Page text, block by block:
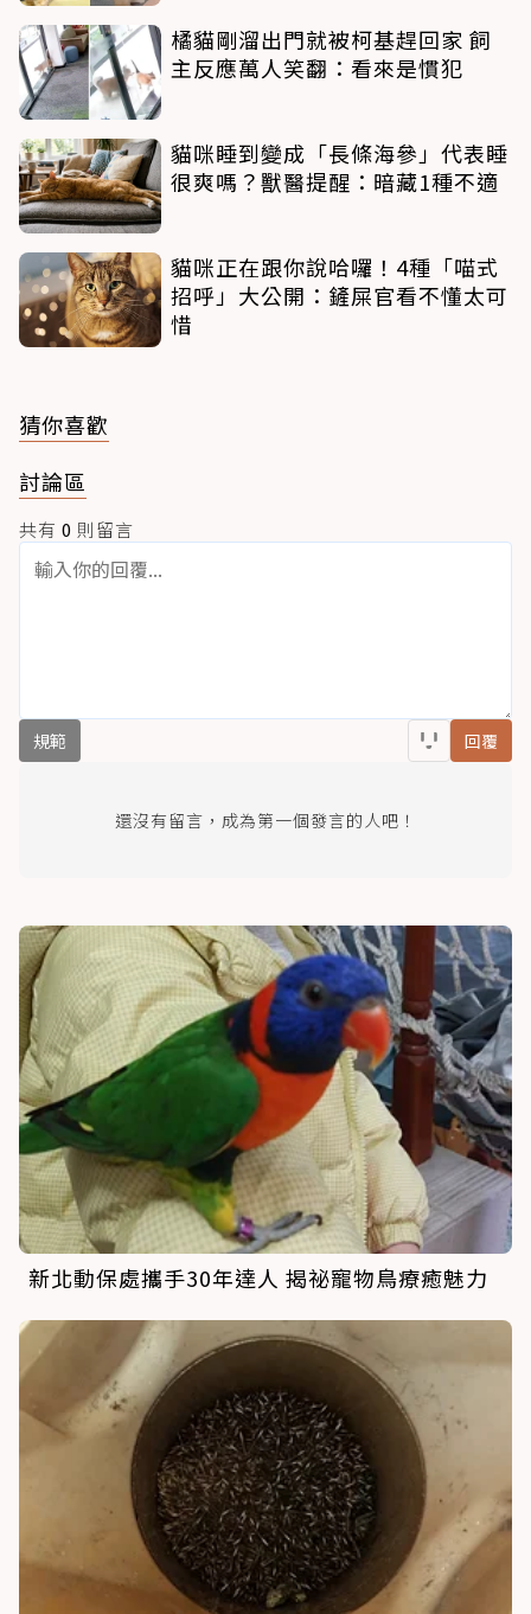
橘貓剛溜出門就被柯基趕回家 飼
主反應萬人笑翻：看來是慣犯
貓咪睡到變成「長條海參」代表睡
很爽嗎？獸醫提醒：暗藏1種不適
貓咪正在跟你說哈囉！4種「喵式
招呼」大公開：鏟屎官看不懂太可
惜
猜你喜歡
討論區
共有 0 則留言
規範 回覆
還沒有留言，成為第一個發言的人吧！
新北動保處攜手30年達人 揭祕寵物鳥療癒魅力